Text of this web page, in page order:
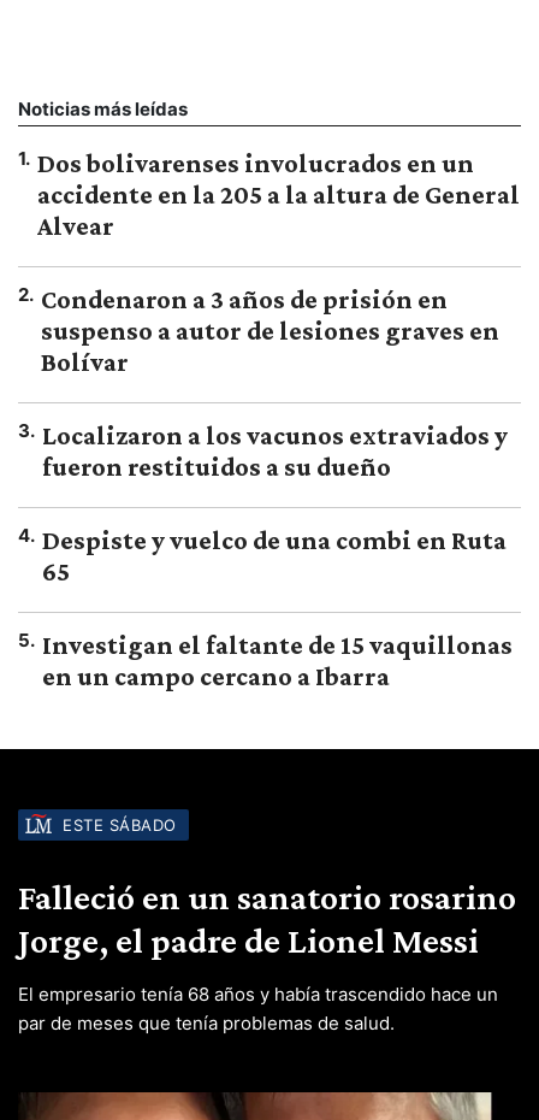
Noticias más leídas
1. Dos bolivarenses involucrados en un
accidente en la 205 a la altura de General
Alvear
2. Condenaron a 3 años de prisión en
suspenso a autor de lesiones graves en
Bolívar
3. Localizaron a los vacunos extraviados y
fueron restituidos a su dueño
4. Despiste y vuelco de una combi en Ruta
65
5. Investigan el faltante de 15 vaquillonas
en un campo cercano a Ibarra
ESTE SÁBADO
Falleció en un sanatorio rosarino
Jorge, el padre de Lionel Messi
El empresario tenía 68 años y había trascendido hace un
par de meses que tenía problemas de salud.